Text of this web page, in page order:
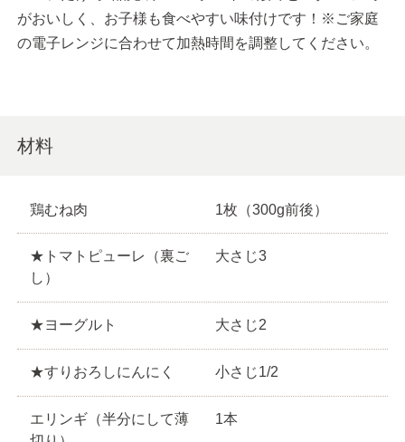
がおいしく、お子様も食べやすい味付けです！※ご家庭
の電子レンジに合わせて加熱時間を調整してください。
材料
鶏むね肉 1枚（300g前後）
★トマトピューレ（裏ご
し）
大さじ3
★ヨーグルト 大さじ2
★すりおろしにんにく 小さじ1/2
エリンギ（半分にして薄
1本